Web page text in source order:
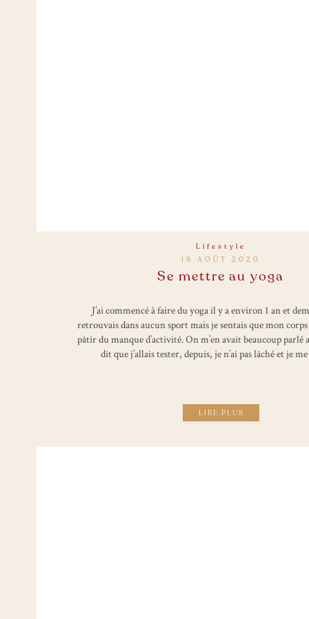
LIRE PLUS
J’ai commencé à faire du yoga il y a environ 1 an et
retrouvais dans aucun sport mais je sentais que mon
pâtir du manque d’activité. On m’en avait beaucoup parlé
dit que j’allais tester, depuis, je n’ai pas lâché et je
19 AOÛT 2020
Se mettre au yoga
Lifestyle